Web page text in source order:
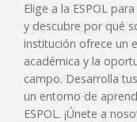
Elige a la ESPOL
y descubre por qué
institución ofrece un
académica y la
campo. Desarrolla
un entorno de
ESPOL. ¡Únete a